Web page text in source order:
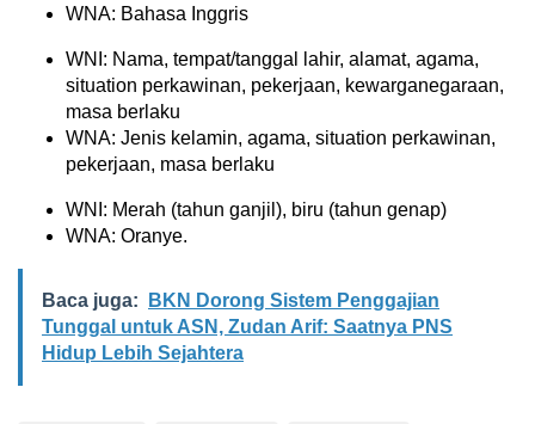
WNA: Bahasa Inggris
WNI: Nama, tempat/tanggal lahir, alamat, agama,
situation perkawinan, pekerjaan, kewarganegaraan,
masa berlaku
WNA: Jenis kelamin, agama, situation perkawinan,
pekerjaan, masa berlaku
WNI: Merah (tahun ganjil), biru (tahun genap)
WNA: Oranye.
Baca juga:
BKN Dorong Sistem Penggajian
Tunggal untuk ASN, Zudan Arif: Saatnya PNS
Hidup Lebih Sejahtera